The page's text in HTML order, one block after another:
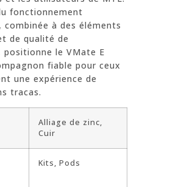
fonctionnement
à des éléments
de qualité de
le VMate E
fiable pour ceux
une expérience de
tracas.
Alliage de zinc,
Cuir
Kits, Pods